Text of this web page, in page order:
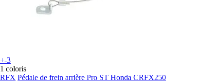
+-3
1 coloris
RFX Pédale de frein arrière Pro ST Honda CRFX250